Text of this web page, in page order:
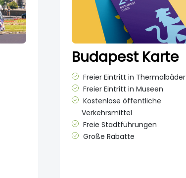
Budapest Karte
Freier Eintritt in Thermalbäder
Freier Eintritt in Museen
Kostenlose öffentliche
Verkehrsmittel
Freie Stadtführungen
Große Rabatte